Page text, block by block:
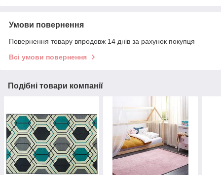
Умови повернення
Повернення товару впродовж 14 днів за рахунок покупця
Всі умови повернення
Подібні товари компанії